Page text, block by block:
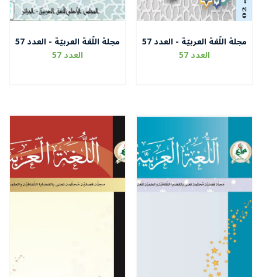
مجلة اللّغة العربيّة - العدد 57
الجزء الثاني
العدد 57
مجلة اللّغة العربيّة - العدد 57
الجزء الأول
العدد 57